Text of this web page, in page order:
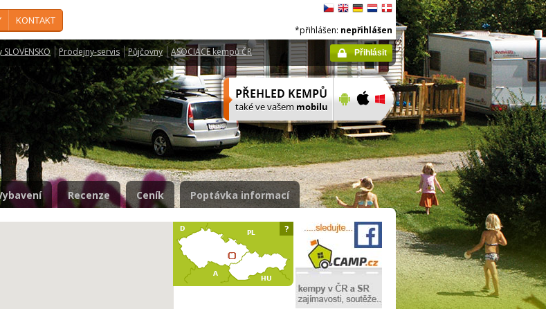
KONTAKT
Prodejny-servis Půjčovny ASOCIACE kempů ČR
*přihlášen: nepřihlášen
Přihlásit
Recenze Ceník Poptávka informací
?